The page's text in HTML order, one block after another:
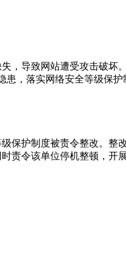
，导致网站遭受攻击破坏
，落实网络安全等级保护
保护制度被责令整改。整
责令该单位停机整顿，开